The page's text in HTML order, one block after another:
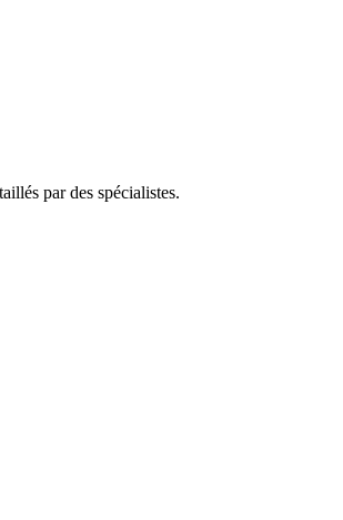
par des spécialistes.